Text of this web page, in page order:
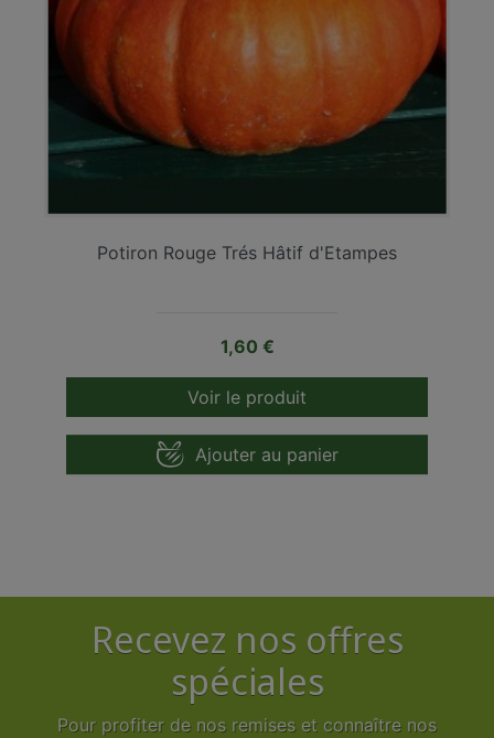
Potiron Rouge Trés Hâtif d'Etampes
Prix
1,60 €
Voir le produit
Ajouter au panier
Recevez nos offres
spéciales
Pour profiter de nos remises et connaître nos